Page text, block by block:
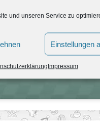
und unseren Service zu
Einstellungen
Impressum